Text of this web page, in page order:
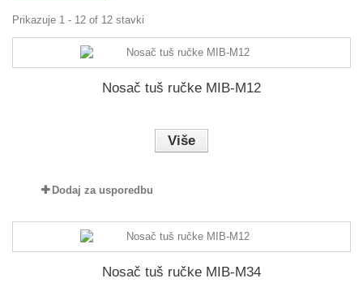
Prikazuje 1 - 12 of 12 stavki
Nosač tuš ručke MIB-M12
Više
Dodaj za usporedbu
Nosač tuš ručke MIB-M34